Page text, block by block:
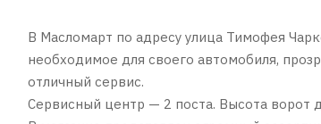
В Масломарт по адресу улица Тимофея
необходимое для своего автомобиля,
отличный сервис.
Сервисный центр — 2 поста. Высота ворот